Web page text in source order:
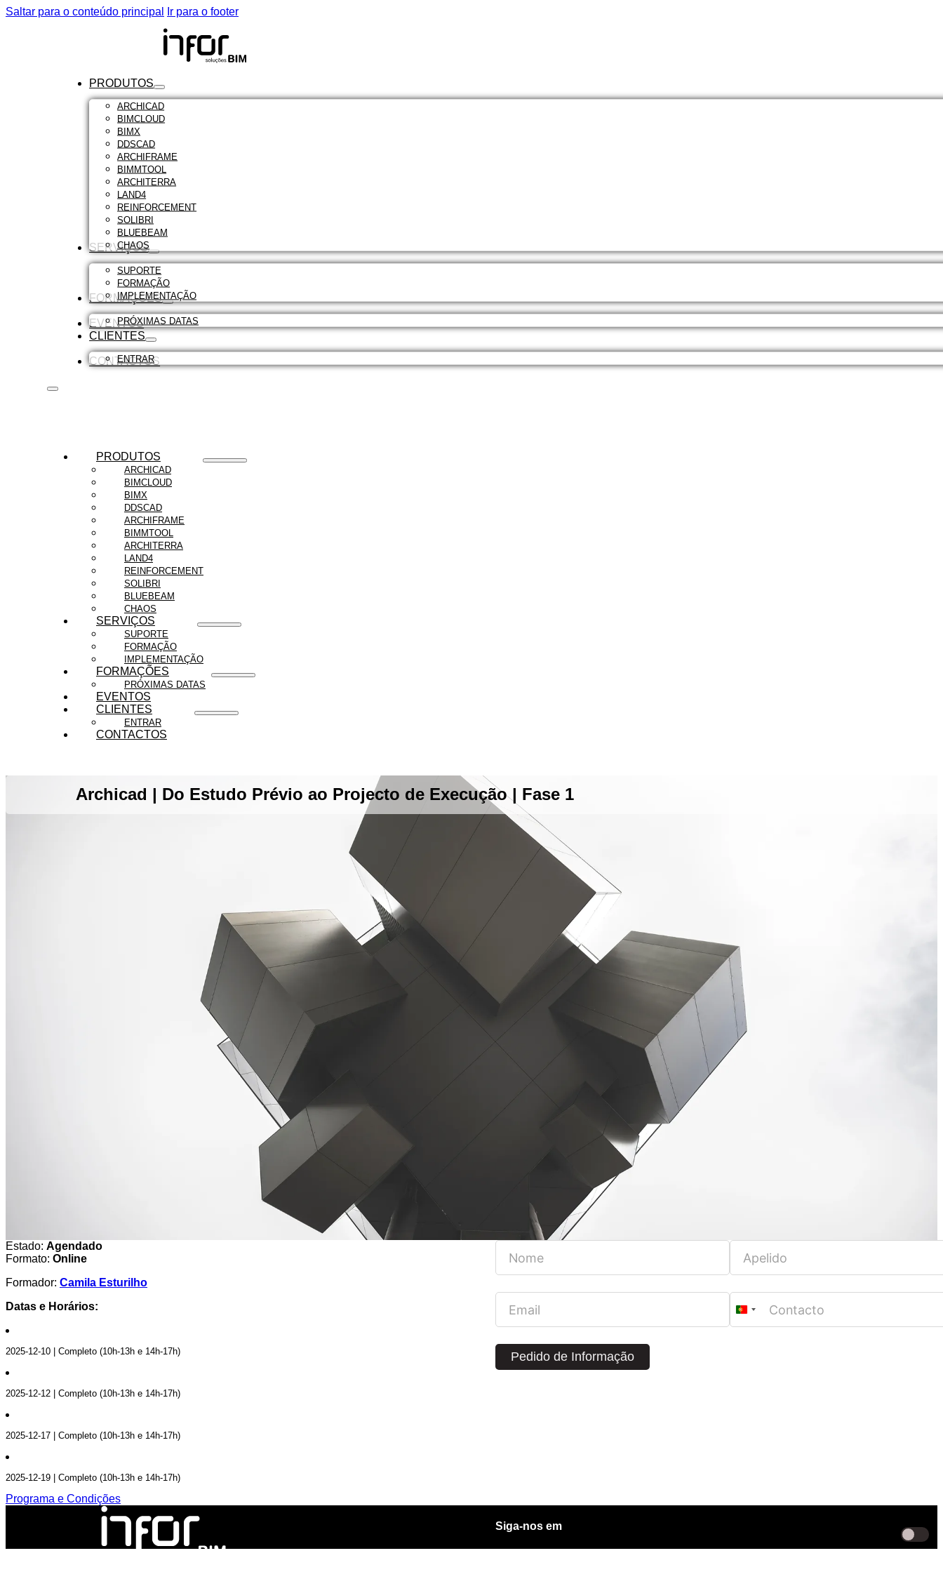
Saltar para o conteúdo principal Ir para o footer
PRODUTOS
ARCHICAD
BIMCLOUD
BIMX
DDSCAD
ARCHIFRAME
BIMMTOOL
ARCHITERRA
LAND4
REINFORCEMENT
SOLIBRI
BLUEBEAM
CHAOS
SERVIÇOS
SUPORTE
FORMAÇÃO
IMPLEMENTAÇÃO
FORMAÇÕES
PRÓXIMAS DATAS
EVENTOS
CLIENTES
ENTRAR
CONTACTOS
PRODUTOS
ARCHICAD
BIMCLOUD
BIMX
DDSCAD
ARCHIFRAME
BIMMTOOL
ARCHITERRA
LAND4
REINFORCEMENT
SOLIBRI
BLUEBEAM
CHAOS
SERVIÇOS
SUPORTE
FORMAÇÃO
IMPLEMENTAÇÃO
FORMAÇÕES
PRÓXIMAS DATAS
EVENTOS
CLIENTES
ENTRAR
CONTACTOS
Archicad | Do Estudo Prévio ao Projecto de Execução | Fase 1
Estado: Agendado
Formato: Online
Formador: Camila Esturilho
Datas e Horários:
2025-12-10 | Completo (10h-13h e 14h-17h)
2025-12-12 | Completo (10h-13h e 14h-17h)
2025-12-17 | Completo (10h-13h e 14h-17h)
2025-12-19 | Completo (10h-13h e 14h-17h)
Programa e Condições
Portugal
+351
Pedido de Informação
Siga-nos em